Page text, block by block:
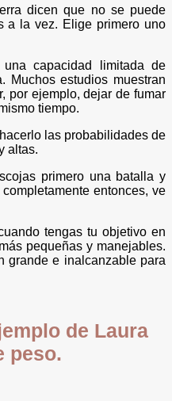
dicen que no se puede
a la vez. Elige primero uno
una capacidad limitada de
Muchos estudios muestran
por ejemplo, dejar de fumar
tiempo.
las probabilidades de
altas.
primero una batalla y
entonces, ve
tengas tu objetivo en
pequeñas y manejables.
grande e inalcanzable para
de Laura
peso.